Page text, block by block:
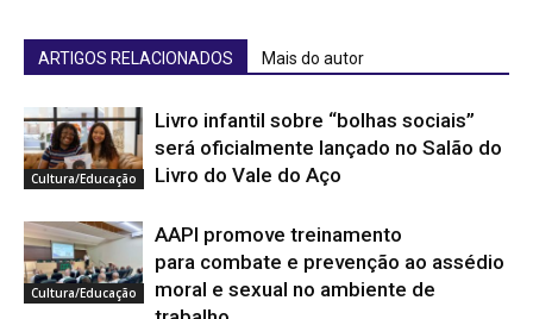
ARTIGOS RELACIONADOS
Cultura/Educação
será oficialmente lançado no Salão do
Livro do Vale do Aço
Cultura/Educação
para combate e prevenção ao assédio
moral e sexual no ambiente de
trabalho